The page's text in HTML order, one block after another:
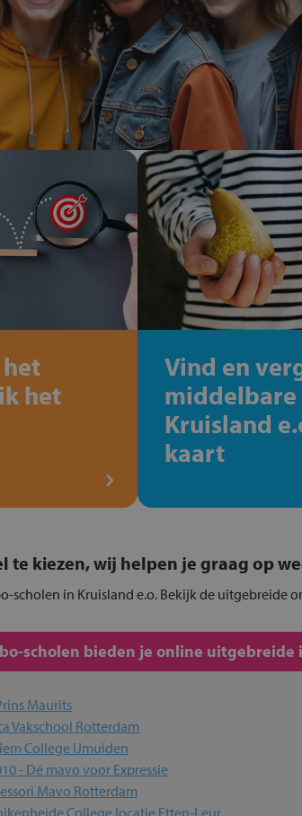
het
Vind en
middelbare
Kruisland
kaart
te kiezen, wij helpen je graag op
scholen in Kruisland e.o. Bekijk de uitgebreide
scholen bieden je online uitgebreide
Maurits
Vakschool Rotterdam
College IJmuiden
- Dé mavo voor Expressie
Mavo Rotterdam
College locatie Etten-Leur